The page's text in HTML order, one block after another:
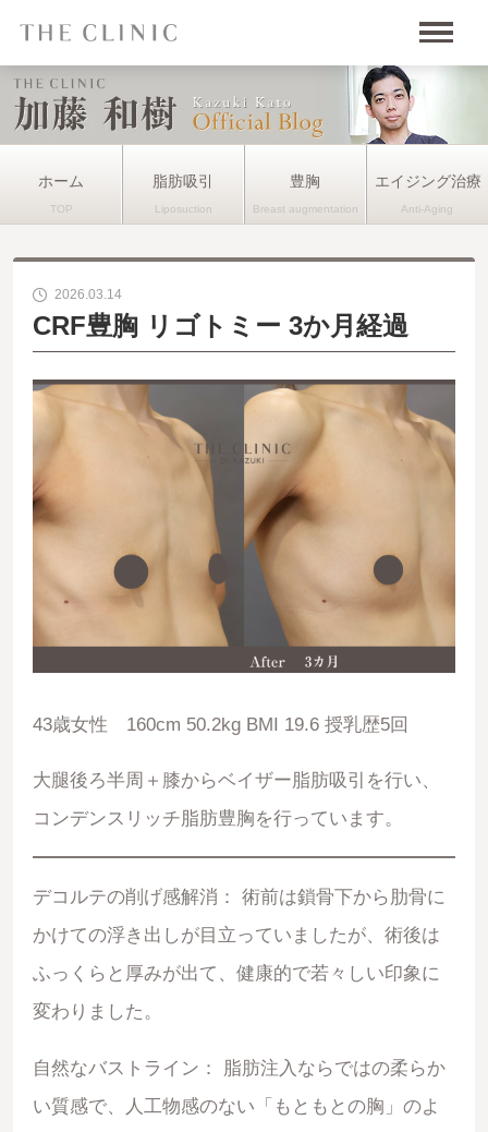
ホーム 脂肪吸引 豊胸 エイジング治療
2026.03.14
CRF豊胸 リゴトミー 3か月経過
43歳女性 160cm 50.2kg BMI 19.6 授乳歴5回
大腿後ろ半周＋膝からベイザー脂肪吸引を行い、
コンデンスリッチ脂肪豊胸を行っています。
デコルテの削げ感解消： 術前は鎖骨下から肋骨に
かけての浮き出しが目立っていましたが、術後は
ふっくらと厚みが出て、健康的で若々しい印象に
変わりました。
自然なバストライン： 脂肪注入ならではの柔らか
い質感で、人工物感のない「もともとの胸」のよ